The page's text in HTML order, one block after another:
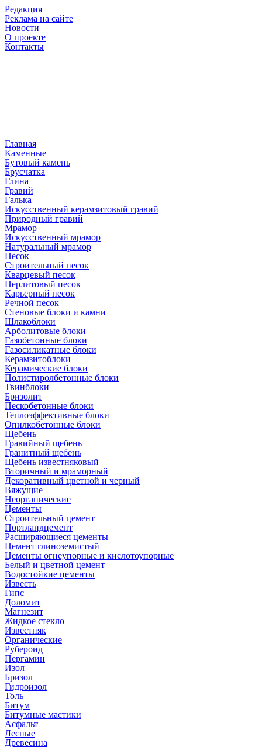
Редакция
Реклама на сайте
Новости
О проекте
Контакты
Главная
Каменные
Бутовый камень
Брусчатка
Глина
Гравий
Галька
Искусственный керамзитовый гравий
Природный гравий
Мрамор
Искусственный мрамор
Натуральный мрамор
Песок
Cтроительный песок
Кварцевый песок
Перлитовый песок
Карьерный песок
Речной песок
Стеновые блоки и камни
Шлакоблоки
Арболитовые блоки
Газобетонные блоки
Газосиликатные блоки
Керамзитоблоки
Керамические блоки
Полистиролбетонные блоки
Твинблоки
Бризолит
Пескобетонные блоки
Теплоэффективные блоки
Опилкобетонные блоки
Щебень
Гравийный щебень
Гранитный щебень
Щебень известняковый
Вторичный и мраморный
Декоративный цветной и черный
Вяжущие
Неорганические
Цементы
Строительный цемент
Портландцемент
Расширяющиеся цементы
Цемент глиноземистый
Цементы огнеупорные и кислотоупорные
Белый и цветной цемент
Водостойкие цементы
Известь
Гипс
Доломит
Магнезит
Жидкое стекло
Известняк
Органические
Рубероид
Пергамин
Изол
Бризол
Гидроизол
Толь
Битум
Битумные мастики
Асфальт
Лесные
Древесина